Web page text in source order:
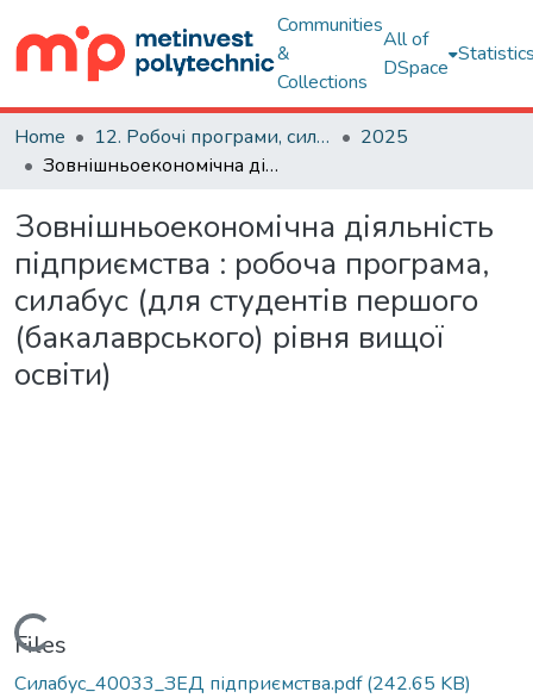
Communities
&
Collections
All of
DSpace
Home 12. Робочі програми, силабуси навчальних дисциплін
2025
Зовнішньоекономічна діяльність підприємства : робоча програма, силабус (для студентів першого (бакалаврського) рівня вищої освіти)
Зовнішньоекономічна діяльність
підприємства : робоча програма,
силабус (для студентів першого
(бакалаврського) рівня вищої
освіти)
Loading...
Files
Силабус_40033_ЗЕД підприємства.pdf(242.65 KB)